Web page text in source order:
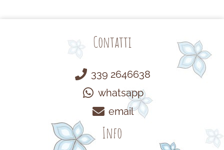
Contatti
339 2646638
whatsapp
email
Info